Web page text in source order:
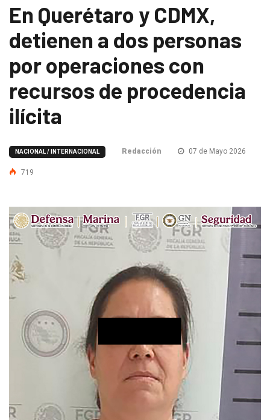
En Querétaro y CDMX,
detienen a dos personas
por operaciones con
recursos de procedencia
ilícita
NACIONAL / INTERNACIONAL Redacción 07 de Mayo 2026
719